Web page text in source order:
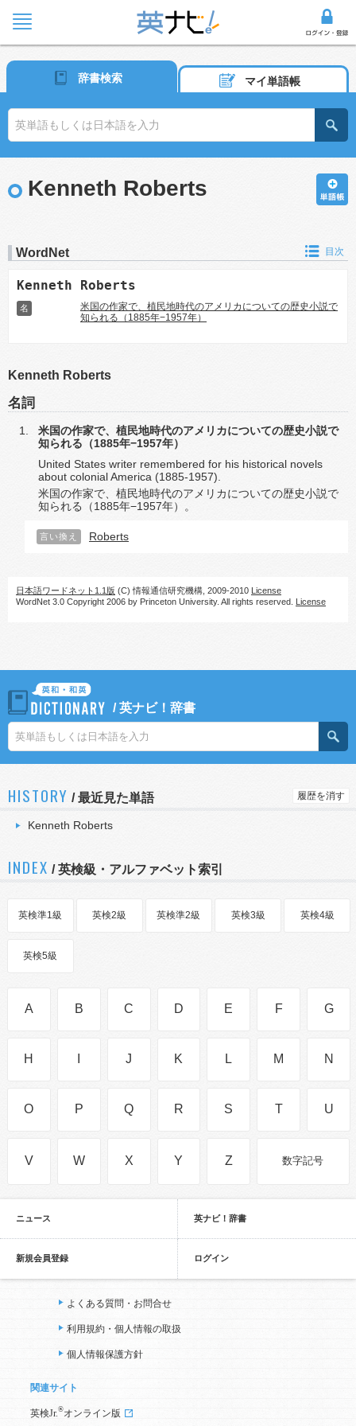
辞書検索 マイ単語帳
Kenneth Roberts
WordNet 目次
Kenneth Roberts
名
米国の作家で、植民地時代のアメリカについての歴史小説で
知られる（1885年−1957年）
Kenneth Roberts
名詞
米国の作家で、植民地時代のアメリカについての歴史小説で
知られる（1885年−1957年）
United States writer remembered for his historical novels
about colonial America (1885-1957).
米国の作家で、植民地時代のアメリカについての歴史小説で
知られる（1885年−1957年）。
言い換え Roberts
日本語ワードネット1.1版 (C) 情報通信研究機構, 2009-2010 License
WordNet 3.0 Copyright 2006 by Princeton University. All rights reserved. License
/英ナビ！辞書
HISTORY /最近見た単語 履歴を消す
Kenneth Roberts
INDEX / 英検級・アルファベット索引
英検準1級 英検2級 英検準2級 英検3級 英検4級
英検5級
A B C D E F G
H J K L M N
O P Q R S T U
V W X Y Z 数字記号
ニュース 英ナビ！辞書
新規会員登録 ログイン
よくある質問・お問合せ
利用規約・個人情報の取扱
個人情報保護方針
関連サイト
英検Jr. ®オンライン版